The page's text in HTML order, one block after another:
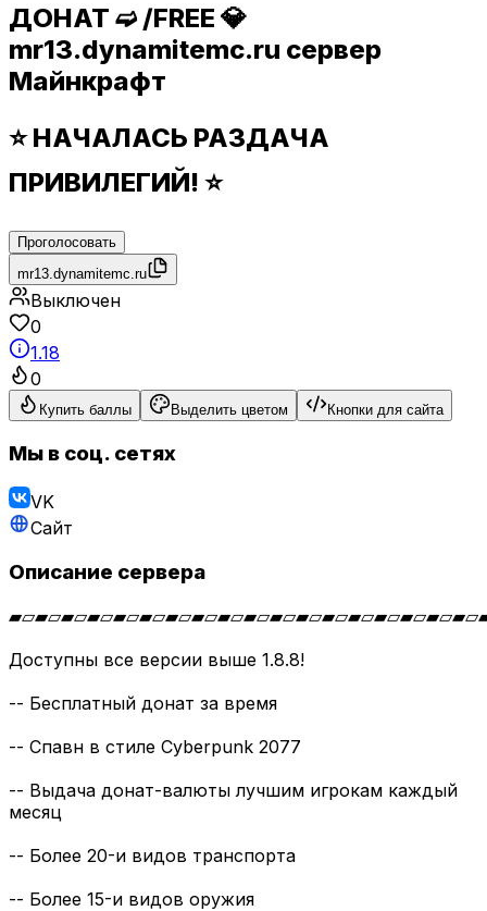
ДОНАТ ➫ /FREE 💎
mr13.dynamitemc.ru сервер
Майнкрафт
⭐ НАЧАЛАСЬ РАЗДАЧА
ПРИВИЛЕГИЙ! ⭐
Проголосовать
mr13.dynamitemc.ru
Выключен
0
1.18
0
Купить баллы Выделить цветом Кнопки для сайта
Мы в соц. сетях
VK
Сайт
Описание сервера
Доступны все версии выше 1.8.8!
-- Бесплатный донат за время
-- Спавн в стиле Cyberpunk 2077
-- Выдача донат-валюты лучшим игрокам каждый
месяц
-- Более 20-и видов транспорта
-- Более 15-и видов оружия